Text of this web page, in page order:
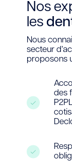
Nos
les
Nous
secteur
proposons
des